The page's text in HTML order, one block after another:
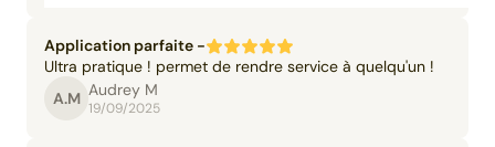
Application parfaite -
Ultra pratique ! permet de rendre service à quelqu'un !
A.M Audrey M
19/09/2025